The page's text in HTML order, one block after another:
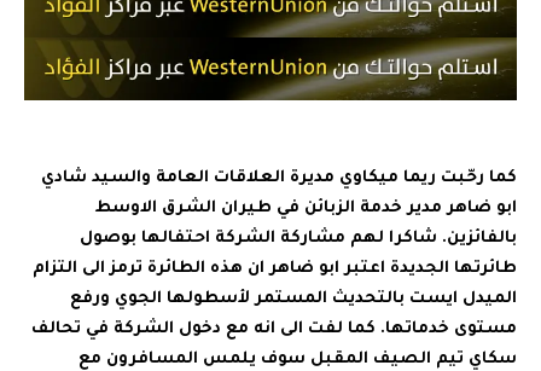
كما رحّبت ريما ميكاوي مديرة العلاقات العامة والسيد شادي
ابو ضاهر مدير خدمة الزبائن في طيران الشرق الاوسط
بالفائزين. شاكرا لهم مشاركة الشركة احتفالها بوصول
طائرتها الجديدة اعتبر ابو ضاهر ان هذه الطائرة ترمز الى التزام
الميدل ايست بالتحديث المستمر لأسطولها الجوي ورفع
مستوى خدماتها. كما لفت الى انه مع دخول الشركة في تحالف
سكاي تيم الصيف المقبل سوف يلمس المسافرون مع